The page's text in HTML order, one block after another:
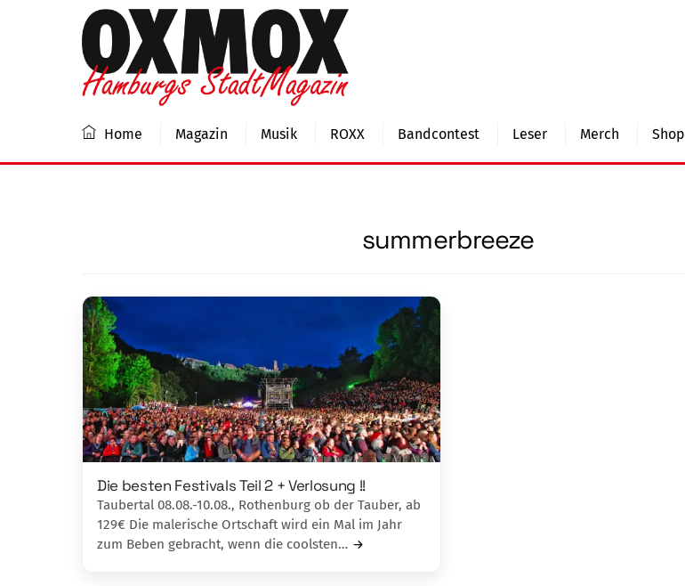
Home Magazin Musik ROXX Bandcontest Leser Merch Shop
summerbreeze
Die besten Festivals Teil 2 + Verlosung !!
Taubertal 08.08.-10.08., Rothenburg ob der Tauber, ab
129€ Die malerische Ortschaft wird ein Mal im Jahr
zum Beben gebracht, wenn die coolsten…